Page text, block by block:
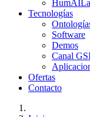
Tecnologías
Software
Demos
Canal
Ofertas
Contacto